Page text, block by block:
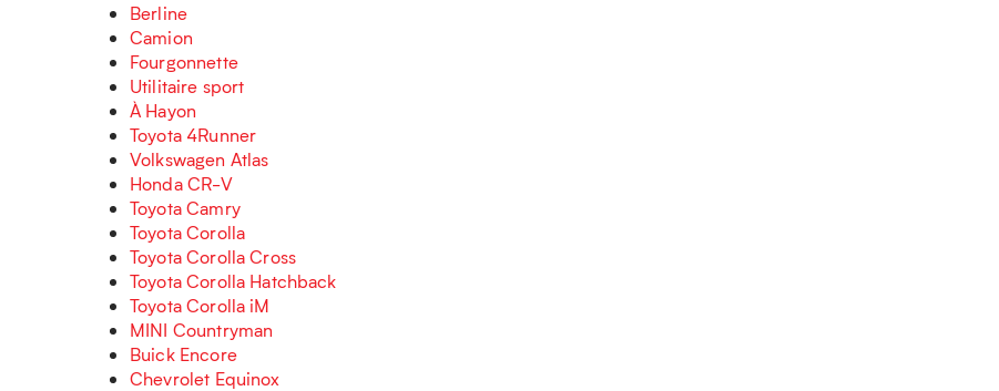
Berline
Camion
Fourgonnette
Utilitaire sport
À Hayon
Toyota 4Runner
Volkswagen Atlas
Honda CR-V
Toyota Camry
Toyota Corolla
Toyota Corolla Cross
Toyota Corolla Hatchback
Toyota Corolla iM
MINI Countryman
Buick Encore
Chevrolet Equinox